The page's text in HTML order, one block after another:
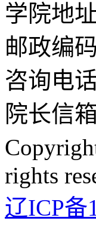
学院地
邮政编
咨询电
院长信
rights
辽ICP备